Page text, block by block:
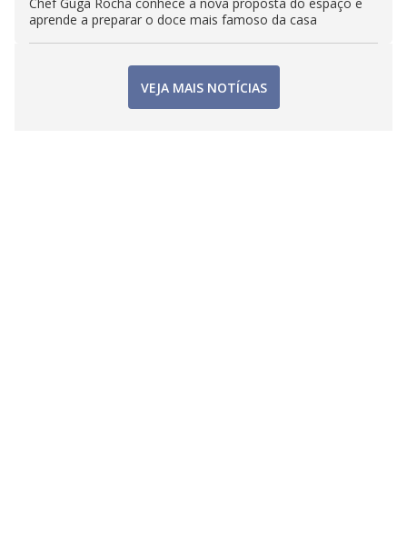
aprende a preparar o doce mais famoso da casa
VEJA MAIS NOTÍCIAS